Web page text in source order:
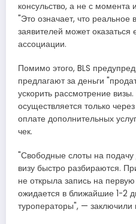
консульство, а не с момента
"Это означает, что
заявителей может
ассоциации.
Помимо этого, BLS
предлагают за деньги
ускорить рассмотрение
осуществляется только
оплате дополнительных
чек.
"Свободные слоты на подачу
визу быстро разбираются.
не открыла запись на
ожидается в ближайшие 1-2
туроператоры", — заключили